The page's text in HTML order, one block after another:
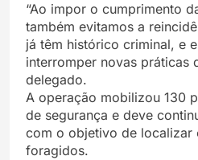
“Ao impor o cumprimento
também evitamos a
já têm histórico criminal, e
interromper novas práticas
delegado.
A operação mobilizou 130
de segurança e deve
com o objetivo de localizar
foragidos.